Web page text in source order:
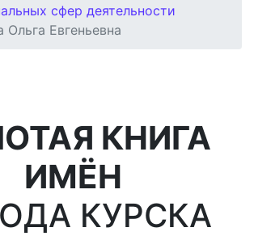
сфер деятельности
Ольга Евгеньевна
КНИГА
ИМЁН
КУРСКА